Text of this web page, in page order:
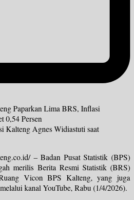
Kalteng Agnes Widiastuti saat
– Badan Pusat Statistik (BPS)
merilis Berita Resmi Statistik (BRS)
Vicon BPS Kalteng, yang juga
kanal YouTube, Rabu (1/4/2026).